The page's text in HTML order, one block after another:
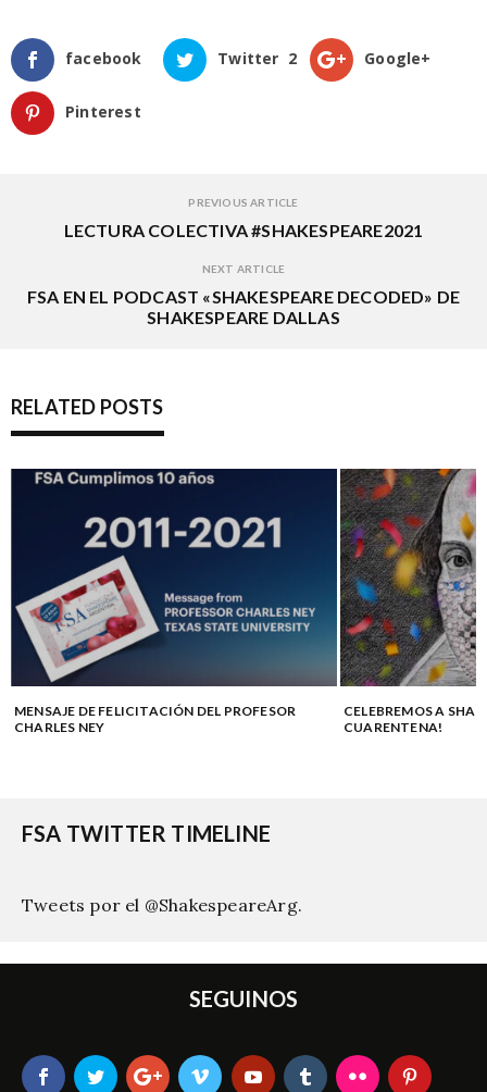
facebook Twitter 2 Google+
Pinterest
PREVIOUS ARTICLE
LECTURA COLECTIVA #SHAKESPEARE2021
NEXT ARTICLE
FSA EN EL PODCAST «SHAKESPEARE DECODED» DE
SHAKESPEARE DALLAS
RELATED POSTS
MENSAJE DE FELICITACIÓN DEL PROFESOR
CHARLES NEY
CELEBREMOS A
CUARENTENA!
FSA TWITTER TIMELINE
Tweets por el @ShakespeareArg.
SEGUINOS